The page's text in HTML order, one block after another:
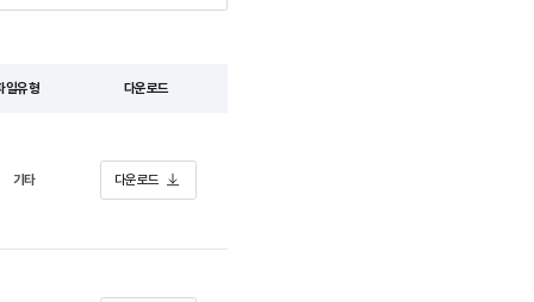
일유형 다운로드
기타 다운로드